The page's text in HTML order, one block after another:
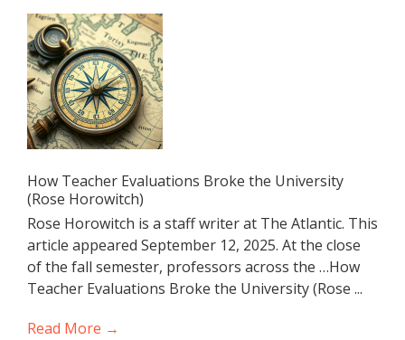
How Teacher Evaluations Broke the University
(Rose Horowitch)
Rose Horowitch is a staff writer at The Atlantic. This
article appeared September 12, 2025. At the close
of the fall semester, professors across the …How
Teacher Evaluations Broke the University (Rose ...
Read More →